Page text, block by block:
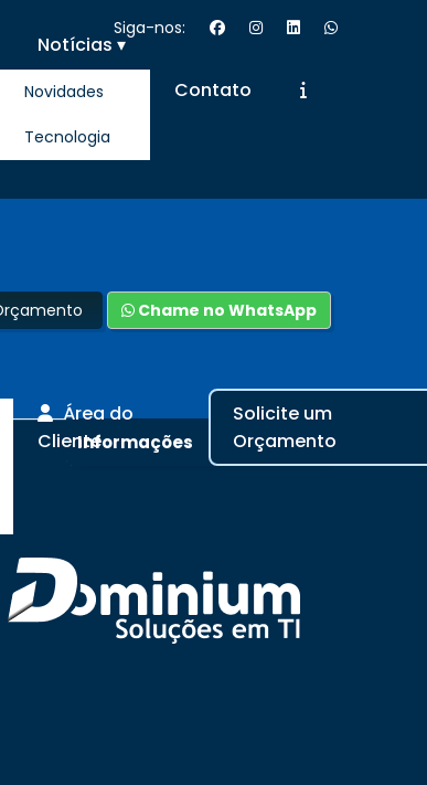
Siga-nos:
Notícias ▾
Novidades
Tecnologia
Contato
Área do
Cliente
Solicite um
Orçamento
Chame no WhatsApp
Informações